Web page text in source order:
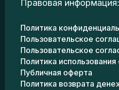
Правовая информация:
Политика
Пользовательское
Пользовательское
Политика
Публичная оферта
Политика возврата